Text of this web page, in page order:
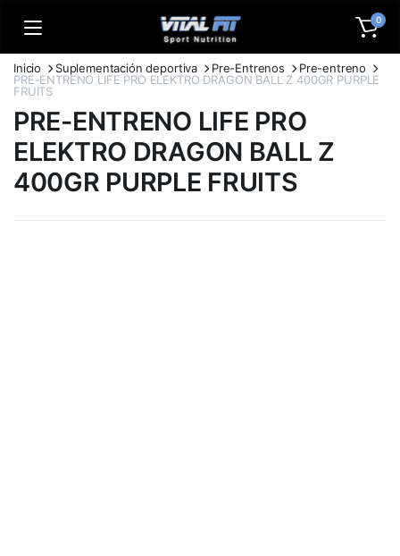
0
Inicio Suplementación deportiva Pre-Entrenos
Pre-entreno
PRE-ENTRENO LIFE PRO ELEKTRO DRAGON BALL Z 400GR PURPLE
FRUITS
PRE-ENTRENO LIFE PRO
ELEKTRO DRAGON BALL Z
400GR PURPLE FRUITS